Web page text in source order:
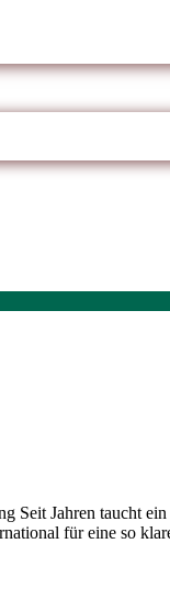
Seit Jahren taucht
für eine so